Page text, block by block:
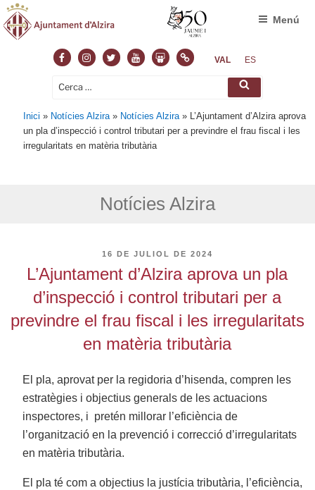
FacebookInstagram
TwitterYoutubeSlideshare
NormasVAL ES
Cerca: Cerca
Menú
Inici » Notícies Alzira » Notícies Alzira » L’Ajuntament d’Alzira aprova
un pla d’inspecció i control tributari per a previndre el frau fiscal i les
irregularitats en matèria tributària
Notícies Alzira
PUBLICAT
16 DE JULIOL DE 2024
L’Ajuntament d’Alzira aprova un pla
d’inspecció i control tributari per a
previndre el frau fiscal i les irregularitats
en matèria tributària
El pla, aprovat per la regidoria d’hisenda, compren les
estratègies i objectius generals de les actuacions
inspectores, i pretén millorar l’eficiència de
l’organització en la prevenció i correcció d’irregularitats
en matèria tributària.
El pla té com a objectius la justícia tributària, l’eficiència,